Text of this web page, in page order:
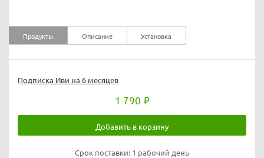
Продукты Описание Установка
Подписка Иви на 6 месяцев
1 790
Добавить в корзину
Срок поставки: 1 рабочий день